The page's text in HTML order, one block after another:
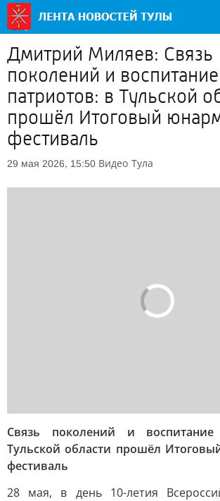
Дмитрий Миляев: Связь
поколений и воспитание
патриотов: в Тульской
прошёл Итоговый
фестиваль
29 мая 2026, 15:50 Видео Тула
Связь поколений и
Тульской области прошёл
фестиваль
28 мая, в день 10-летия